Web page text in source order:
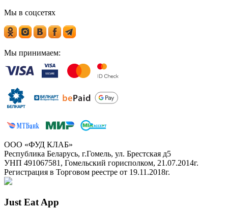
Мы в соцсетях
Мы принимаем:
ООО «ФУД КЛАБ»
Республика Беларусь, г.Гомель, ул. Брестская д5
УНП 491067581, Гомельский горисполком, 21.07.2014г.
Регистрация в Торговом реестре от 19.11.2018г.
Just Eat App